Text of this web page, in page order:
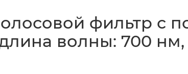
фильтр с
волны: 700